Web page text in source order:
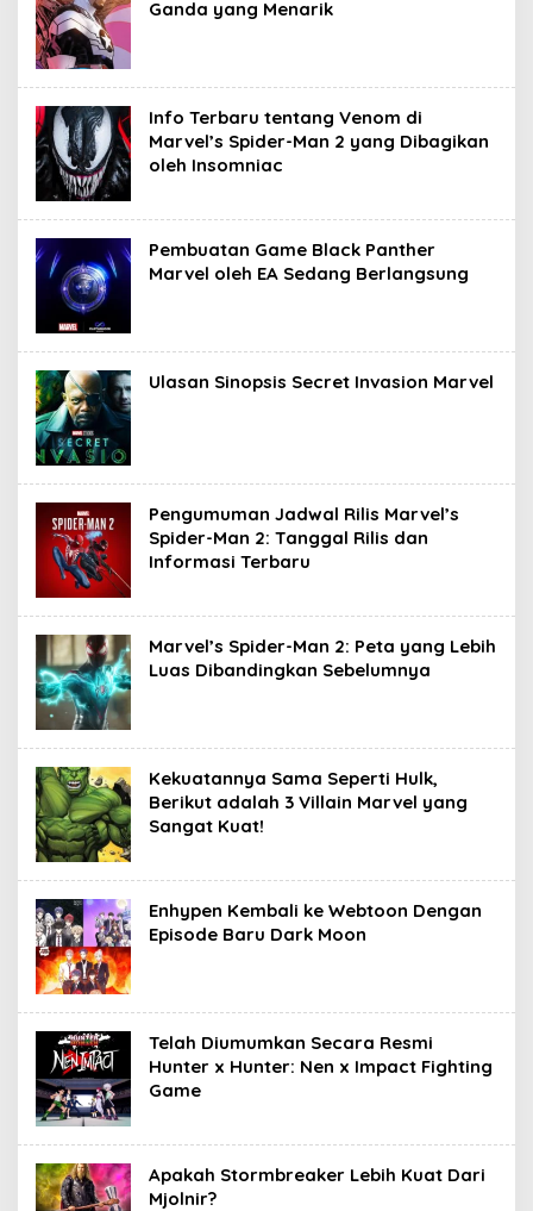
Ganda yang Menarik
Info Terbaru tentang Venom di
Marvel’s Spider-Man 2 yang Dibagikan
oleh Insomniac
Pembuatan Game Black Panther
Marvel oleh EA Sedang Berlangsung
Ulasan Sinopsis Secret Invasion Marvel
Pengumuman Jadwal Rilis Marvel’s
Spider-Man 2: Tanggal Rilis dan
Informasi Terbaru
Marvel’s Spider-Man 2: Peta yang Lebih
Luas Dibandingkan Sebelumnya
Kekuatannya Sama Seperti Hulk,
Berikut adalah 3 Villain Marvel yang
Sangat Kuat!
Enhypen Kembali ke Webtoon Dengan
Episode Baru Dark Moon
Telah Diumumkan Secara Resmi
Hunter x Hunter: Nen x Impact Fighting
Game
Apakah Stormbreaker Lebih Kuat Dari
Mjolnir?